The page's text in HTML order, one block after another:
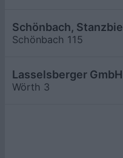
Schönbach,
Schönbach 115
Lasselsberger GmbH
Wörth 3